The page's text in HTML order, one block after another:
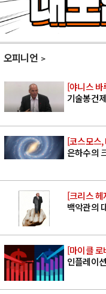
오피니언
[야니스
기술봉건
[코스모스,
은하수의
[크리스
백악관의
[마이클
인플레이